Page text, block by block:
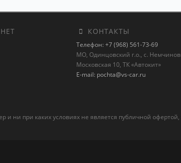
КОНТАКТЫ
Телефон: +7 (968) 561-73-69
МО, Одинцовский г.о., с.
Московская 10, ТК «Автокит»
E-mail: pochta@vs-car.ru
ни при каких условиях не является публичной